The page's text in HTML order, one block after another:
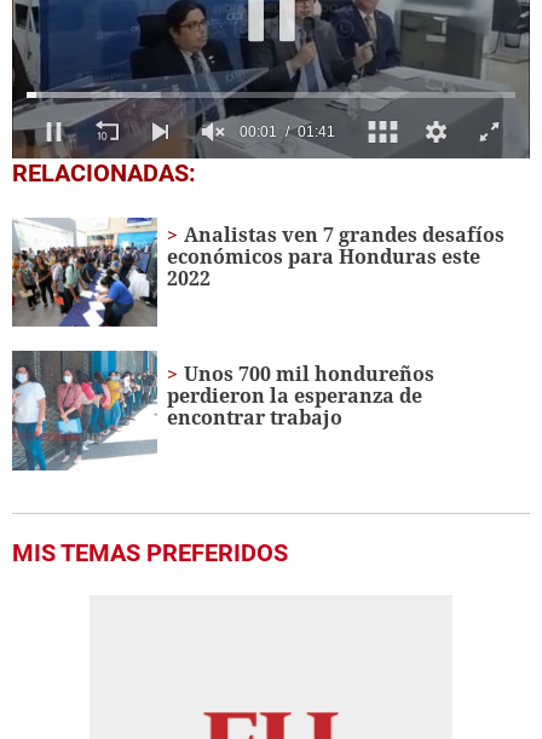
0
seconds
1
minute,
41
seconds
RELACIONADAS:
Analistas ven 7 grandes desafíos
económicos para Honduras este
2022
Unos 700 mil hondureños
perdieron la esperanza de
encontrar trabajo
MIS TEMAS PREFERIDOS